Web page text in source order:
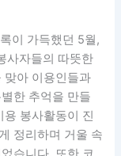
이 가득했던 5월,
사자들의 따뜻한
맞아 이용인들과
한 추억을 만들
봉사활동이 진
정리하며 거울 속